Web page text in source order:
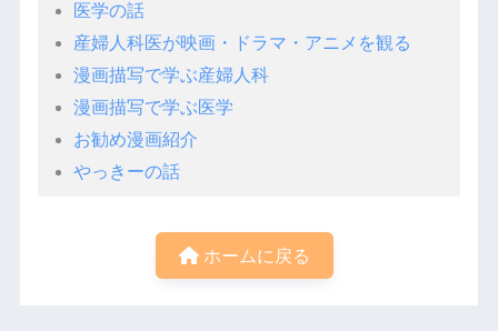
医学の話
産婦人科医が映画・ドラマ・アニメを観る
漫画描写で学ぶ産婦人科
漫画描写で学ぶ医学
お勧め漫画紹介
やっきーの話
ホームに戻る